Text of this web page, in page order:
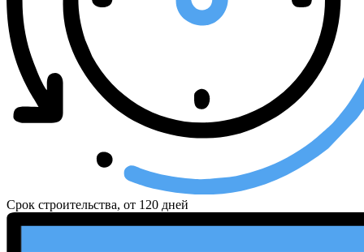
Срок строительства, от 120 дней